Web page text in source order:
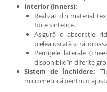
Interior (Inners):
Realizat din material
fibre sintetice.
Asigură o absorbție
pielea uscată și
Pernițele laterale
disponibile în diferite
Sistem de Închidere:
micrometrică pentru o